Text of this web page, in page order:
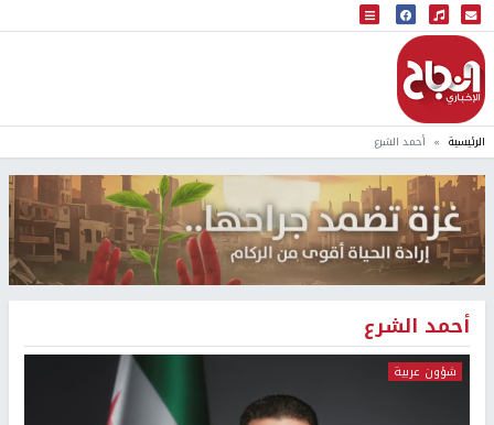
البث المباشر
إذاعة النجاح
الرئيسية أحمد الشرع
أحمد الشرع
شؤون عربية